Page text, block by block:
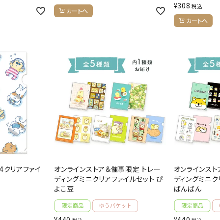
カートへ
¥308 税込
カートへ
リアファイ
オンラインストア＆催事限定 トレー
ディングミニクリアファイルセット ぴ
よこ豆
オンラインス
ディングミニ
ばんばん